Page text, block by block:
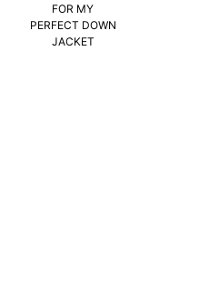
FOR MY
PERFECT DOWN
JACKET